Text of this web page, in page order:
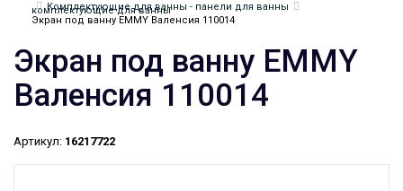
комплектующие для ванны
Комплектующие для ванны - панели для ванны
Экран под ванну EMMY Валенсия 110014
Экран под ванну EMMY
Валенсия 110014
Артикул: 16217722